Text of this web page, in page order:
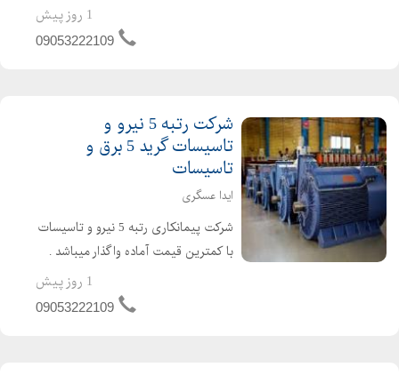
پیمانکاری و 2 سال تعهد مهندس تازه
تاسیس و بدون کارکرد و بدون بدهی
1 روز پیش
09053222109
شرکت رتبه 5 نیرو و
تاسیسات گرید 5 برق و
تاسیسات
ایدا عسگری
شرکت پیمانکاری رتبه 5 نیرو و تاسیسات
با کمترین قیمت آماده واگذار میباشد .
سال اعتبار صلاحیت پیمانکاری و 4 سال
1 روز پیش
09053222109